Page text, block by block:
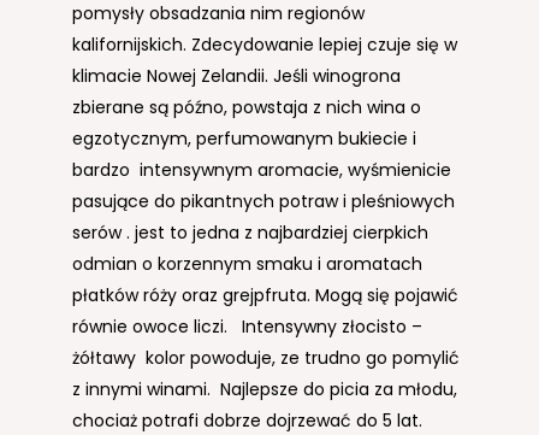
pomysły obsadzania nim regionów
kalifornijskich. Zdecydowanie lepiej czuje się w
klimacie Nowej Zelandii. Jeśli winogrona
zbierane są późno, powstaja z nich wina o
egzotycznym, perfumowanym bukiecie i
bardzo intensywnym aromacie, wyśmienicie
pasujące do pikantnych potraw i pleśniowych
serów . jest to jedna z najbardziej cierpkich
odmian o korzennym smaku i aromatach
płatków róży oraz grejpfruta. Mogą się pojawić
równie owoce liczi. Intensywny złocisto –
żółtawy kolor powoduje, ze trudno go pomylić
z innymi winami. Najlepsze do picia za młodu,
chociaż potrafi dobrze dojrzewać do 5 lat.